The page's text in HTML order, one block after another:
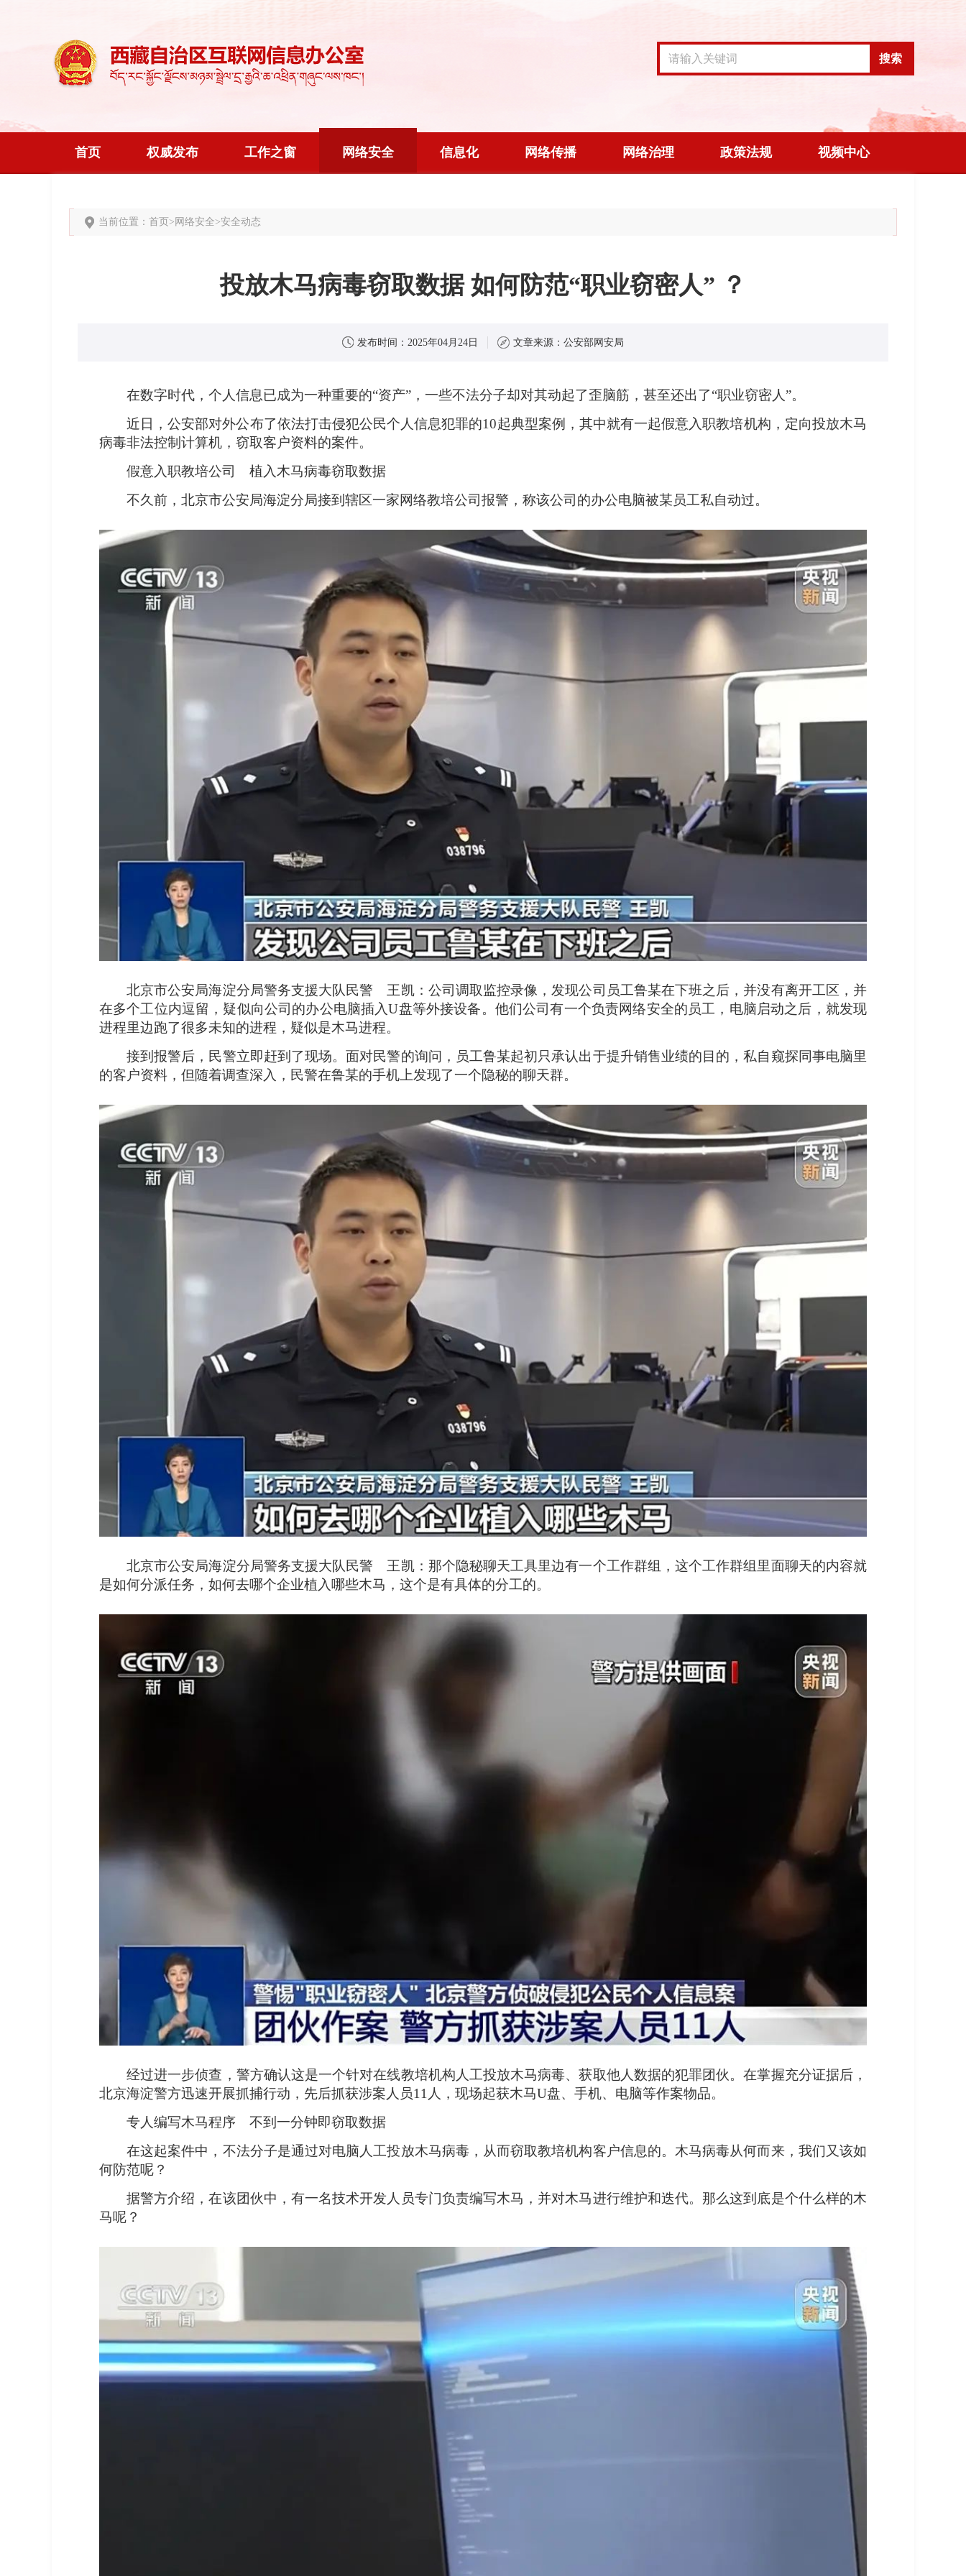
搜索
首页 权威发布 工作之窗 网络安全 信息化 网络传播 网络治理 政策法规 视频中心
当前位置： 首页 > 网络安全>安全动态
投放木马病毒窃取数据 如何防范“职业窃密人” ？
发布时间： 2025年04月24日 文章来源： 公安部网安局
在数字时代，个人信息已成为一种重要的“资产”，一些不法分子却对其动起了歪脑筋，甚至还出了“职业窃密人”。
近日，公安部对外公布了依法打击侵犯公民个人信息犯罪的10起典型案例，其中就有一起假意入职教培机构，定向投放木马
病毒非法控制计算机，窃取客户资料的案件。
假意入职教培公司 植入木马病毒窃取数据
不久前，北京市公安局海淀分局接到辖区一家网络教培公司报警，称该公司的办公电脑被某员工私自动过。
北京市公安局海淀分局警务支援大队民警 王凯：公司调取监控录像，发现公司员工鲁某在下班之后，并没有离开工区，并
在多个工位内逗留，疑似向公司的办公电脑插入U盘等外接设备。他们公司有一个负责网络安全的员工，电脑启动之后，就发现
进程里边跑了很多未知的进程，疑似是木马进程。
接到报警后，民警立即赶到了现场。面对民警的询问，员工鲁某起初只承认出于提升销售业绩的目的，私自窥探同事电脑里
的客户资料，但随着调查深入，民警在鲁某的手机上发现了一个隐秘的聊天群。
北京市公安局海淀分局警务支援大队民警 王凯：那个隐秘聊天工具里边有一个工作群组，这个工作群组里面聊天的内容就
是如何分派任务，如何去哪个企业植入哪些木马，这个是有具体的分工的。
经过进一步侦查，警方确认这是一个针对在线教培机构人工投放木马病毒、获取他人数据的犯罪团伙。在掌握充分证据后，
北京海淀警方迅速开展抓捕行动，先后抓获涉案人员11人，现场起获木马U盘、手机、电脑等作案物品。
专人编写木马程序 不到一分钟即窃取数据
在这起案件中，不法分子是通过对电脑人工投放木马病毒，从而窃取教培机构客户信息的。木马病毒从何而来，我们又该如
何防范呢？
据警方介绍，在该团伙中，有一名技术开发人员专门负责编写木马，并对木马进行维护和迭代。那么这到底是个什么样的木
马呢？